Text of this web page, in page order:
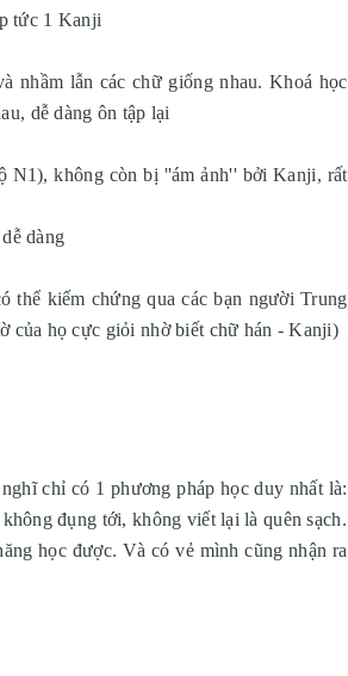
tức 1 Kanji
nhầm lẫn các chữ giống nhau. Khoá học
dễ dàng ôn tập lại
không còn bị ''ám ảnh'' bởi Kanji, rất
dàng
thể kiếm chứng qua các bạn người Trung
của họ cực giỏi nhờ biết chữ hán - Kanji)
chỉ có 1 phương pháp học duy nhất là:
đụng tới, không viết lại là quên sạch.
học được. Và có vẻ mình cũng nhận ra